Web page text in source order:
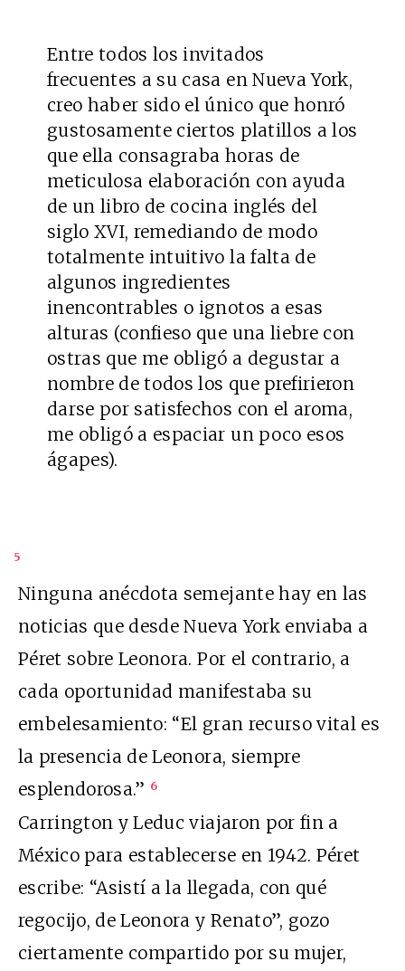
Entre todos los invitados
frecuentes a su casa en Nueva York,
creo haber sido el único que honró
gustosamente ciertos platillos a los
que ella consagraba horas de
meticulosa elaboración con ayuda
de un libro de cocina inglés del
siglo XVI, remediando de modo
totalmente intuitivo la falta de
algunos ingredientes
inencontrables o ignotos a esas
alturas (confieso que una liebre con
ostras que me obligó a degustar a
nombre de todos los que prefirieron
darse por satisfechos con el aroma,
me obligó a espaciar un poco esos
ágapes).
5
Ninguna anécdota semejante hay en las
noticias que desde Nueva York enviaba a
Péret sobre Leonora. Por el contrario, a
cada oportunidad manifestaba su
embelesamiento: “El gran recurso vital es
la presencia de Leonora, siempre
esplendorosa.” 6
Carrington y Leduc viajaron por fin a
México para establecerse en 1942. Péret
escribe: “Asistí a la llegada, con qué
regocijo, de Leonora y Renato”, gozo
ciertamente compartido por su mujer,